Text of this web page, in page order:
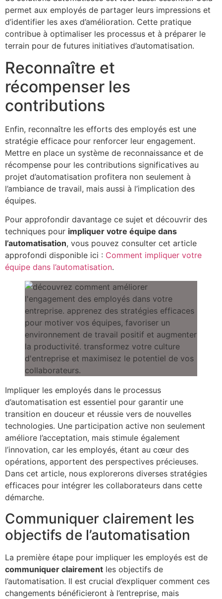
permet aux employés de partager leurs impressions et
d’identifier les axes d’amélioration. Cette pratique
contribue à optimaliser les processus et à préparer le
terrain pour de futures initiatives d’automatisation.
Reconnaître et
récompenser les
contributions
Enfin, reconnaître les efforts des employés est une
stratégie efficace pour renforcer leur engagement.
Mettre en place un système de reconnaissance et de
récompense pour les contributions significatives au
projet d’automatisation profitera non seulement à
l’ambiance de travail, mais aussi à l’implication des
équipes.
Pour approfondir davantage ce sujet et découvrir des
techniques pour impliquer votre équipe dans
l’automatisation, vous pouvez consulter cet article
approfondi disponible ici : Comment impliquer votre
équipe dans l’automatisation.
Impliquer les employés dans le processus
d’automatisation est essentiel pour garantir une
transition en douceur et réussie vers de nouvelles
technologies. Une participation active non seulement
améliore l’acceptation, mais stimule également
l’innovation, car les employés, étant au cœur des
opérations, apportent des perspectives précieuses.
Dans cet article, nous explorerons diverses stratégies
efficaces pour intégrer les collaborateurs dans cette
démarche.
Communiquer clairement les
objectifs de l’automatisation
La première étape pour impliquer les employés est de
communiquer clairement les objectifs de
l’automatisation. Il est crucial d’expliquer comment ces
changements bénéficieront à l’entreprise, mais